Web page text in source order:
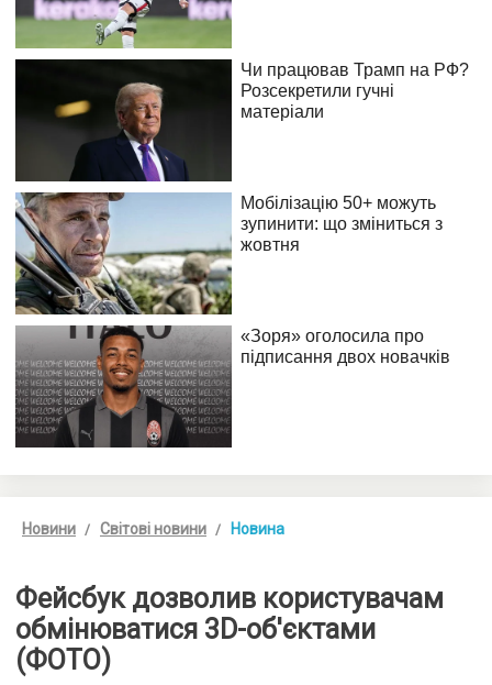
Новини Світові новини Новина
Фейсбук дозволив користувачам
обмінюватися 3D-об'єктами
(ФОТО)